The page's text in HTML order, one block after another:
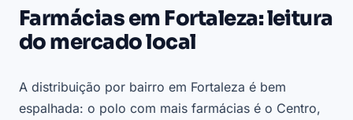
Farmácias em Fortaleza: leitura
do mercado local
A distribuição por bairro em Fortaleza é bem
espalhada: o polo com mais farmácias é o Centro,